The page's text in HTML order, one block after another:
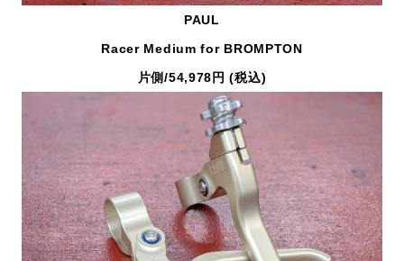
PAUL
Racer Medium for BROMPTON
片側/54,978円 (税込)